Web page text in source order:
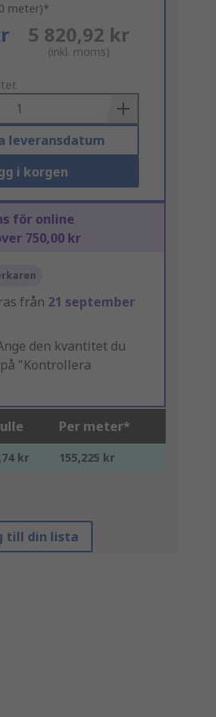
meter)*
5 820,92 kr
(inkl. moms)
leveransdatum
i korgen
för online
750,00 kr
från 21 september
den kvantitet du
"Kontrollera
Per meter*
kr 155,225 kr
till din lista